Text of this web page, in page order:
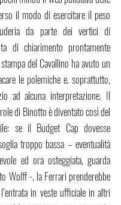
il modo di esercitare il peso
da parte dei vertici di
di chiarimento prontamente
del Cavallino ha avuto un
le polemiche e, soprattutto,
ad alcuna interpretazione. Il
di Binotto è diventato così del
se il Budget Cap dovesse
troppo bassa – eventualità
ed ora osteggiata, guarda
Wolff -, la Ferrari prenderebbe
in veste ufficiale in altri